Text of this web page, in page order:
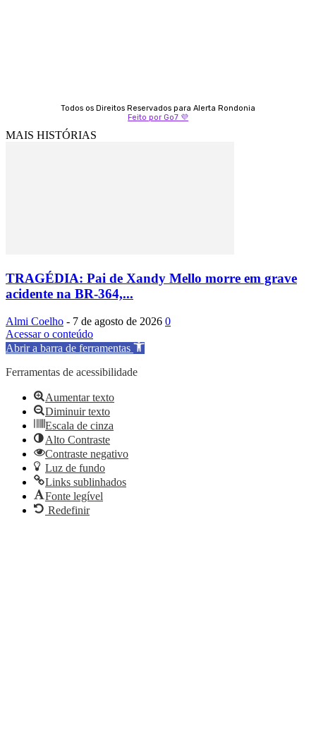
Todos os Direitos Reservados para Alerta Rondonia
Feito por Go7 💜
MAIS HISTÓRIAS
TRAGÉDIA: Pai de Xandy Mello morre em grave
acidente na BR-364,...
Almi Coelho - 7 de agosto de 2026 0
Acessar o conteúdo
Abrir a barra de ferramentas
Ferramentas de acessibilidade
Aumentar texto
Diminuir texto
Escala de cinza
Alto Contraste
Contraste negativo
Luz de fundo
Links sublinhados
Fonte legível
Redefinir